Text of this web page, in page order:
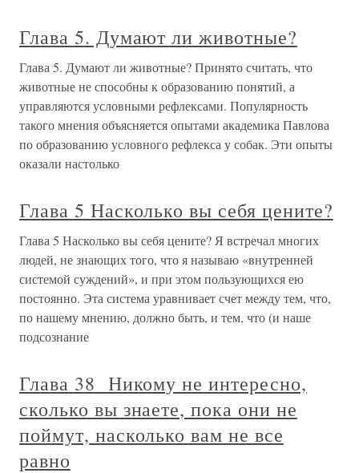
Глава 5. Думают ли животные?
Глава 5. Думают ли животные? Принято считать, что
животные не способны к образованию понятий, а
управляются условными рефлексами. Популярность
такого мнения объясняется опытами академика Павлова
по образованию условного рефлекса у собак. Эти опыты
оказали настолько
Глава 5 Насколько вы себя цените?
Глава 5 Насколько вы себя цените? Я встречал многих
людей, не знающих того, что я называю «внутренней
системой суждений», и при этом пользующихся ею
постоянно. Эта система уравнивает счет между тем, что,
по нашему мнению, должно быть, и тем, что (и наше
подсознание
Глава 38 Никому не интересно,
сколько вы знаете, пока они не
поймут, насколько вам не все
равно